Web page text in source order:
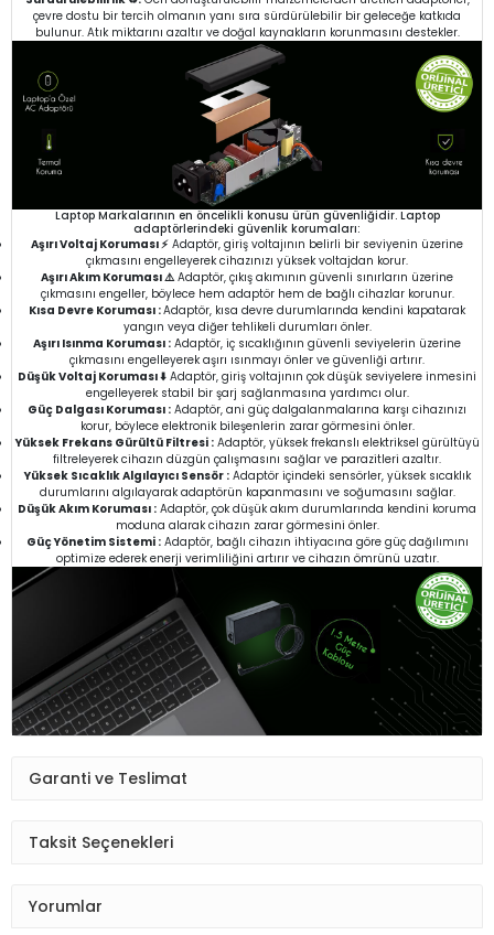
çevre dostu bir tercih olmanın yanı sıra sürdürülebilir bir geleceğe katkıda
bulunur. Atık miktarını azaltır ve doğal kaynakların korunmasını destekler.
Laptop Markalarının en öncelikli konusu ürün güvenliğidir. Laptop
adaptörlerindeki güvenlik korumaları:
Aşırı Voltaj Koruması ⚡ Adaptör, giriş voltajının belirli bir seviyenin üzerine
çıkmasını engelleyerek cihazınızı yüksek voltajdan korur.
Aşırı Akım Koruması ⚠️Adaptör, çıkış akımının güvenli sınırların üzerine
çıkmasını engeller, böylece hem adaptör hem de bağlı cihazlar korunur.
Kısa Devre Koruması :Adaptör, kısa devre durumlarında kendini kapatarak
yangın veya diğer tehlikeli durumları önler.
Aşırı Isınma Koruması : Adaptör, iç sıcaklığının güvenli seviyelerin üzerine
çıkmasını engelleyerek aşırı ısınmayı önler ve güvenliği artırır.
Düşük Voltaj Koruması ⬇️ Adaptör, giriş voltajının çok düşük seviyelere inmesini
engelleyerek stabil bir şarj sağlanmasına yardımcı olur.
Güç Dalgası Koruması : Adaptör, ani güç dalgalanmalarına karşı cihazınızı
korur, böylece elektronik bileşenlerin zarar görmesini önler.
Yüksek Frekans Gürültü Filtresi :Adaptör, yüksek frekanslı elektriksel gürültüyü
filtreleyerek cihazın düzgün çalışmasını sağlar ve parazitleri azaltır.
Yüksek Sıcaklık Algılayıcı Sensör :Adaptör içindeki sensörler, yüksek sıcaklık
durumlarını algılayarak adaptörün kapanmasını ve soğumasını sağlar.
Düşük Akım Koruması : Adaptör, çok düşük akım durumlarında kendini koruma
moduna alarak cihazın zarar görmesini önler.
Güç Yönetim Sistemi :Adaptör, bağlı cihazın ihtiyacına göre güç dağılımını
optimize ederek enerji verimliliğini artırır ve cihazın ömrünü uzatır.
Garanti ve Teslimat
Taksit Seçenekleri
Yorumlar